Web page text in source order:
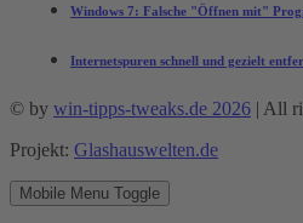
Windows 7: Falsche "Öffnen mit"
Internetspuren schnell und gezielt
© by win-tipps-tweaks.de 2026 | All
Projekt: Glashauswelten.de
Mobile Menu Toggle